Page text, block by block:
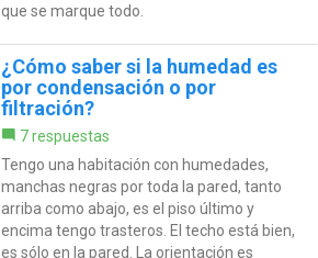
que se marque todo.
¿Cómo saber si la humedad es
por condensación o por
filtración?
7 respuestas
Tengo una habitación con humedades,
manchas negras por toda la pared, tanto
arriba como abajo, es el piso último y
encima tengo trasteros. El techo está bien,
es sólo en la pared. La orientación es